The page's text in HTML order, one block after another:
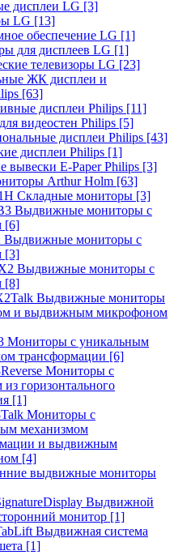
дисплеи LG [3]
LG [13]
обеспечение LG [1]
для дисплеев LG [1]
телевизоры LG [23]
ЖК дисплеи и
[63]
дисплеи Philips [11]
видеостен Philips [5]
дисплеи Philips [43]
дисплеи Philips [1]
вывески E-Paper Philips [3]
Arthur Holm [63]
Складные мониторы [3]
Выдвижные мониторы с
[6]
Выдвижные мониторы с
[3]
Выдвижные мониторы с
[8]
Выдвижные мониторы
и выдвижным микрофоном
Мониторы с уникальным
трансформации [6]
Мониторы с
горизонтального
[1]
Мониторы с
механизмом
и выдвижным
[4]
выдвижные мониторы
Выдвижной
монитор [1]
Выдвижная система
[1]